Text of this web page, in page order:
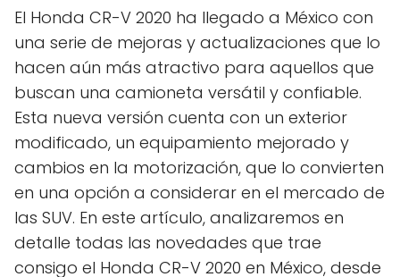
El Honda CR-V 2020 ha llegado a México con
una serie de mejoras y actualizaciones que lo
hacen aún más atractivo para aquellos que
buscan una camioneta versátil y confiable.
Esta nueva versión cuenta con un exterior
modificado, un equipamiento mejorado y
cambios en la motorización, que lo convierten
en una opción a considerar en el mercado de
las SUV. En este artículo, analizaremos en
detalle todas las novedades que trae
consigo el Honda CR-V 2020 en México, desde